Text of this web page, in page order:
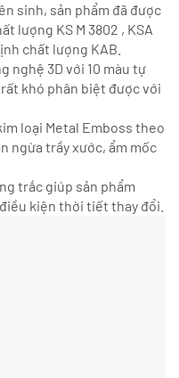
sinh, sản phẩm đã được
lượng KS M 3802 , KSA
chất lượng KAB.
nghệ 3D với 10 màu tự
khó phân biệt được với
loại Metal Emboss theo
ngừa trầy xước, ẩm mốc
trắc giúp sản phẩm
kiện thời tiết thay đổi.